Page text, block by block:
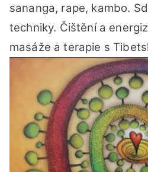
sananga, rape, kambo.
techniky. Čištění a
masáže a terapie s